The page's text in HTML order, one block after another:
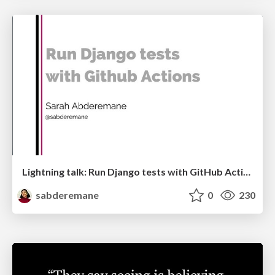
Lightning talk: Run Django tests with GitHub Actions
sabderemane
0 230